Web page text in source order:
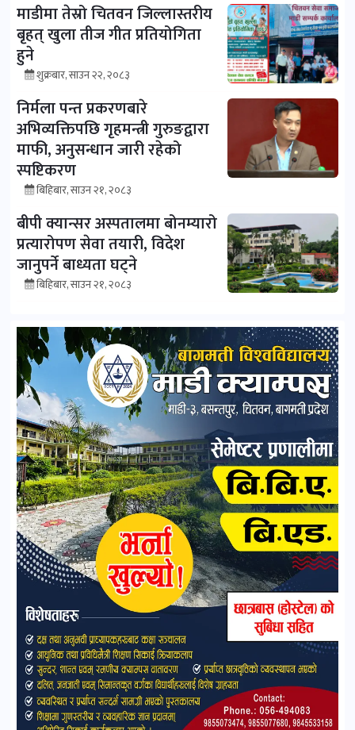
माडीमा तेस्रो चितवन जिल्लास्तरीय
बृहत् खुला तीज गीत प्रतियोगिता
हुने
शुक्रबार, साउन २२, २०८३
निर्मला पन्त प्रकरणबारे
अभिव्यक्तिपछि गृहमन्त्री गुरुङद्वारा
माफी, अनुसन्धान जारी रहेको
स्पष्टिकरण
बिहिबार, साउन २१, २०८३
बीपी क्यान्सर अस्पतालमा बोनम्यारो
प्रत्यारोपण सेवा तयारी, विदेश
जानुपर्ने बाध्यता घट्ने
बिहिबार, साउन २१, २०८३